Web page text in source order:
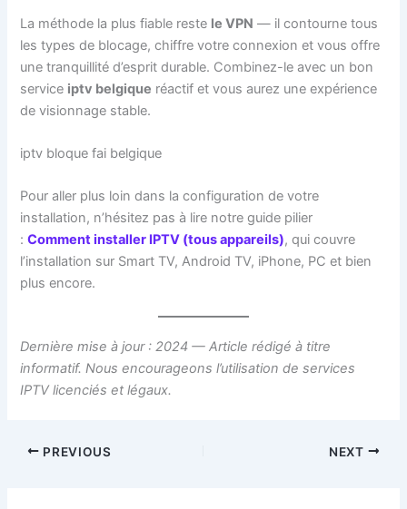
La méthode la plus fiable reste le VPN — il contourne tous
les types de blocage, chiffre votre connexion et vous offre
une tranquillité d’esprit durable. Combinez-le avec un bon
service iptv belgique réactif et vous aurez une expérience
de visionnage stable.
iptv bloque fai belgique
Pour aller plus loin dans la configuration de votre
installation, n’hésitez pas à lire notre guide pilier
:Comment installer IPTV (tous appareils), qui couvre
l’installation sur Smart TV, Android TV, iPhone, PC et bien
plus encore.
Dernière mise à jour : 2024 — Article rédigé à titre
informatif. Nous encourageons l’utilisation de services
IPTV licenciés et légaux.
PREVIOUS NEXT